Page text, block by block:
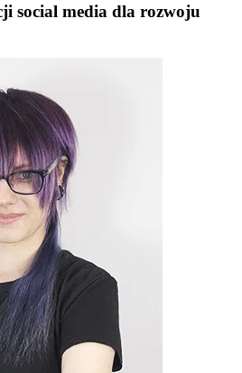
social media dla rozwoju